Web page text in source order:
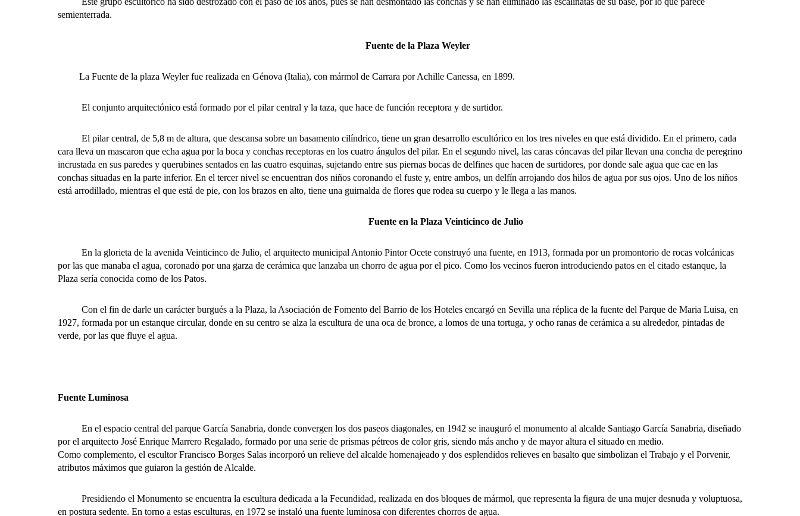
semienterrada.
Fuente de la Plaza Weyler
La Fuente de la plaza Weyler fue realizada en Génova (Italia), con mármol de Carrara por Achille Canessa, en 1899.
El conjunto arquitectónico está formado por el pilar central y la taza, que hace de función receptora y de surtidor.
El pilar central, de 5,8 m de altura, que descansa sobre un basamento cilíndrico, tiene un gran desarrollo escultórico en los tres niveles en que está dividido. En el primero, cada
cara lleva un mascaron que echa agua por la boca y conchas receptoras en los cuatro ángulos del pilar. En el segundo nivel, las caras cóncavas del pilar llevan una concha de peregrino
incrustada en sus paredes y querubines sentados en las cuatro esquinas, sujetando entre sus piernas bocas de delfines que hacen de surtidores, por donde sale agua que cae en las
conchas situadas en la parte inferior. En el tercer nivel se encuentran dos niños coronando el fuste y, entre ambos, un delfín arrojando dos hilos de agua por sus ojos. Uno de los niños
está arrodillado, mientras el que está de pie, con los brazos en alto, tiene una guirnalda de flores que rodea su cuerpo y le llega a las manos.
Fuente en la Plaza Veinticinco de Julio
En la glorieta de la avenida Veinticinco de Julio, el arquitecto municipal Antonio Pintor Ocete construyó una fuente, en 1913, formada por un promontorio de rocas volcánicas
por las que manaba el agua, coronado por una garza de cerámica que lanzaba un chorro de agua por el pico. Como los vecinos fueron introduciendo patos en el citado estanque, la
Plaza sería conocida como de los Patos.
Con el fin de darle un carácter burgués a la Plaza, la Asociación de Fomento del Barrio de los Hoteles encargó en Sevilla una réplica de la fuente del Parque de Maria Luisa, en
1927, formada por un estanque circular, donde en su centro se alza la escultura de una oca de bronce, a lomos de una tortuga, y ocho ranas de cerámica a su alrededor, pintadas de
verde, por las que fluye el agua.
Fuente Luminosa
En el espacio central del parque García Sanabria, donde convergen los dos paseos diagonales, en 1942 se inauguró el monumento al alcalde Santiago García Sanabria, diseñado
por el arquitecto José Enrique Marrero Regalado, formado por una serie de prismas pétreos de color gris, siendo más ancho y de mayor altura el situado en medio.
Como complemento, el escultor Francisco Borges Salas incorporó un relieve del alcalde homenajeado y dos esplendidos relieves en basalto que simbolizan el Trabajo y el Porvenir,
atributos máximos que guiaron la gestión de Alcalde.
Presidiendo el Monumento se encuentra la escultura dedicada a la Fecundidad, realizada en dos bloques de mármol, que representa la figura de una mujer desnuda y voluptuosa,
en postura sedente. En torno a estas esculturas, en 1972 se instaló una fuente luminosa con diferentes chorros de agua.